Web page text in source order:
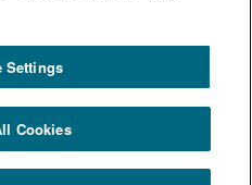
ホーム 100年史
業 - 循環モデルの構築へ
Settings
Cookies